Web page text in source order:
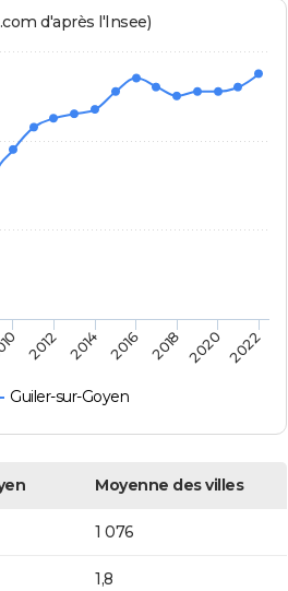
d'après l'Insee)
Guiler-sur-Goyen
2012 2014 2016 2018 2020 2022
Moyenne des villes
1 076
1,8